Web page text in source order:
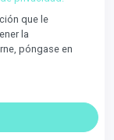
que le
la
póngase en